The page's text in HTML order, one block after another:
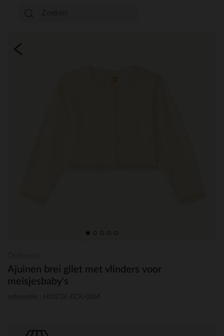
Ajuinen brei gilet met vlinders voor
meisjesbaby's